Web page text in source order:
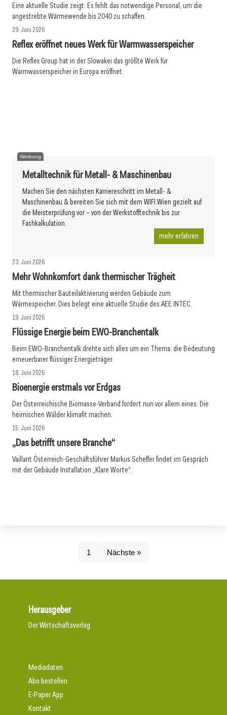
Eine aktuelle Studie zeigt: Es fehlt das notwendige Personal, um die
angestrebte Wärmewende bis 2040 zu schaffen.
29. Juni 2026
Reflex eröffnet neues Werk für Warmwasserspeicher
Die Reflex Group hat in der Slowakei das größte Werk für
Warmwasserspeicher in Europa eröffnet.
Werbung
Metalltechnik für Metall- & Maschinenbau
Machen Sie den nächsten Karriereschritt im Metall- &
Maschinenbau & bereiten Sie sich mit dem WIFI Wien gezielt auf
die Meisterprüfung vor – von der Werkstofftechnik bis zur
Fachkalkulation.
mehr erfahren
23. Juni 2026
Mehr Wohnkomfort dank thermischer Trägheit
Mit thermischer Bauteilaktivierung werden Gebäude zum
Wärmespeicher. Dies belegt eine aktuelle Studie des AEE INTEC.
19. Juni 2026
Flüssige Energie beim EWO-Branchentalk
Beim EWO-Branchentalk drehte sich alles um ein Thema: die Bedeutung
erneuerbarer flüssiger Energieträger.
18. Juni 2026
Bioenergie erstmals vor Erdgas
Der Österreichische Biomasse-Verband fordert nun vor allem eines: Die
heimischen Wälder klimafit machen.
15. Juni 2026
„Das betrifft unsere Branche“
Vaillant Österreich-Geschäftsführer Markus Scheffer findet im Gespräch
mit der Gebäude Installation „Klare Worte“.
1 Nächste »
Herausgeber
Der Wirtschaftsverlag
Mediadaten
Abo bestellen
E-Paper App
Kontakt